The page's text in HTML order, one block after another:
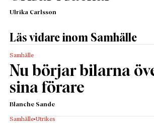
Ulrika Carlsson
Läs vidare inom Samhälle
Samhälle
Nu börjar bilarna
sina förare
Blanche Sande
Samhälle Utrikes